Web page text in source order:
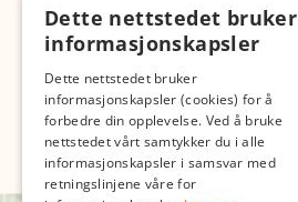
Dette nettstedet bruker
informasjonskapsler
Dette nettstedet bruker
informasjonskapsler (cookies) for å
forbedre din opplevelse. Ved å bruke
nettstedet vårt samtykker du i alle
informasjonskapsler i samsvar med
retningslinjene våre for